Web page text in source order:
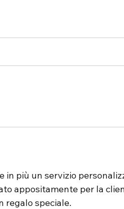
più un servizio
appositamente per la
regalo speciale.